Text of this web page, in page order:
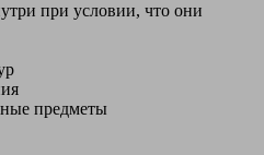
при условии, что они
предметы